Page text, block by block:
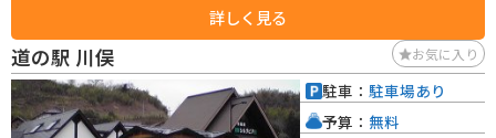
詳しく見る
道の駅 川俣 お気に入り
駐車： 駐車場あり
予算： 無料